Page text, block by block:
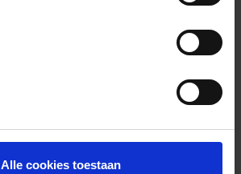
Alle cookies toestaan